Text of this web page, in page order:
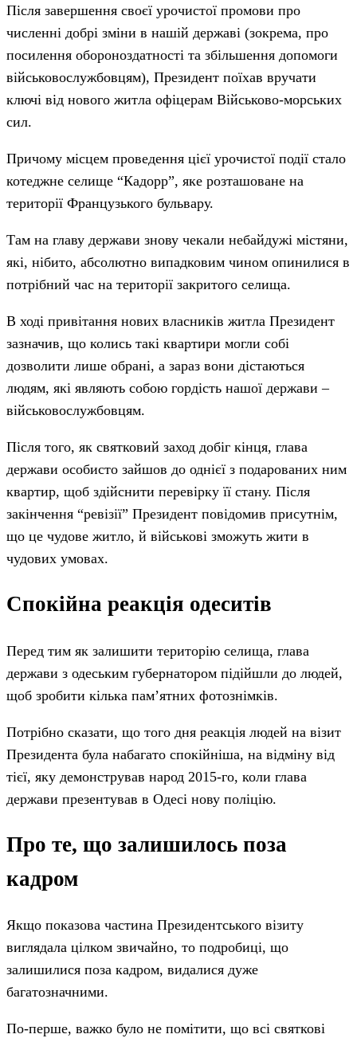
Після завершення своєї урочистої промови про
численні добрі зміни в нашій державі (зокрема, про
посилення обороноздатності та збільшення допомоги
військовослужбовцям), Президент поїхав вручати
ключі від нового житла офіцерам Військово-морських
сил.
Причому місцем проведення цієї урочистої події стало
котеджне селище “Кадорр”, яке розташоване на
території Французького бульвару.
Там на главу держави знову чекали небайдужі містяни,
які, нібито, абсолютно випадковим чином опинилися в
потрібний час на території закритого селища.
В ході привітання нових власників житла Президент
зазначив, що колись такі квартири могли собі
дозволити лише обрані, а зараз вони дістаються
людям, які являють собою гордість нашої держави –
військовослужбовцям.
Після того, як святковий заход добіг кінця, глава
держави особисто зайшов до однієї з подарованих ним
квартир, щоб здійснити перевірку її стану. Після
закінчення “ревізії” Президент повідомив присутнім,
що це чудове житло, й військові зможуть жити в
чудових умовах.
Спокійна реакція одеситів
Перед тим як залишити територію селища, глава
держави з одеським губернатором підійшли до людей,
щоб зробити кілька пам’ятних фотознімків.
Потрібно сказати, що того дня реакція людей на візит
Президента була набагато спокійніша, на відміну від
тієї, яку демонстрував народ 2015-го, коли глава
держави презентував в Одесі нову поліцію.
Про те, що залишилось поза
кадром
Якщо показова частина Президентського візиту
виглядала цілком звичайно, то подробиці, що
залишилися поза кадром, видалися дуже
багатозначними.
По-перше, важко було не помітити, що всі святкові